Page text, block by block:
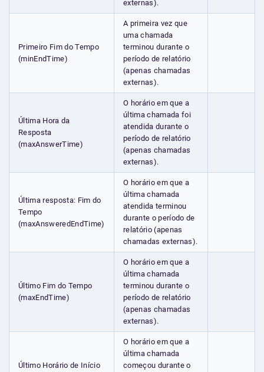
externas).
Primeiro Fim do Tempo
(minEndTime)
A primeira vez que
uma chamada
terminou durante o
período de relatório
(apenas chamadas
externas).
Última Hora da
Resposta
(maxAnswerTime)
O horário em que a
última chamada foi
atendida durante o
período de relatório
(apenas chamadas
externas).
Última resposta: Fim do
Tempo
(maxAnsweredEndTime)
O horário em que a
última chamada
atendida terminou
durante o período de
relatório (apenas
chamadas externas).
Último Fim do Tempo
(maxEndTime)
O horário em que a
última chamada
terminou durante o
período de relatório
(apenas chamadas
externas).
Último Horário de Início
O horário em que a
última chamada
começou durante o